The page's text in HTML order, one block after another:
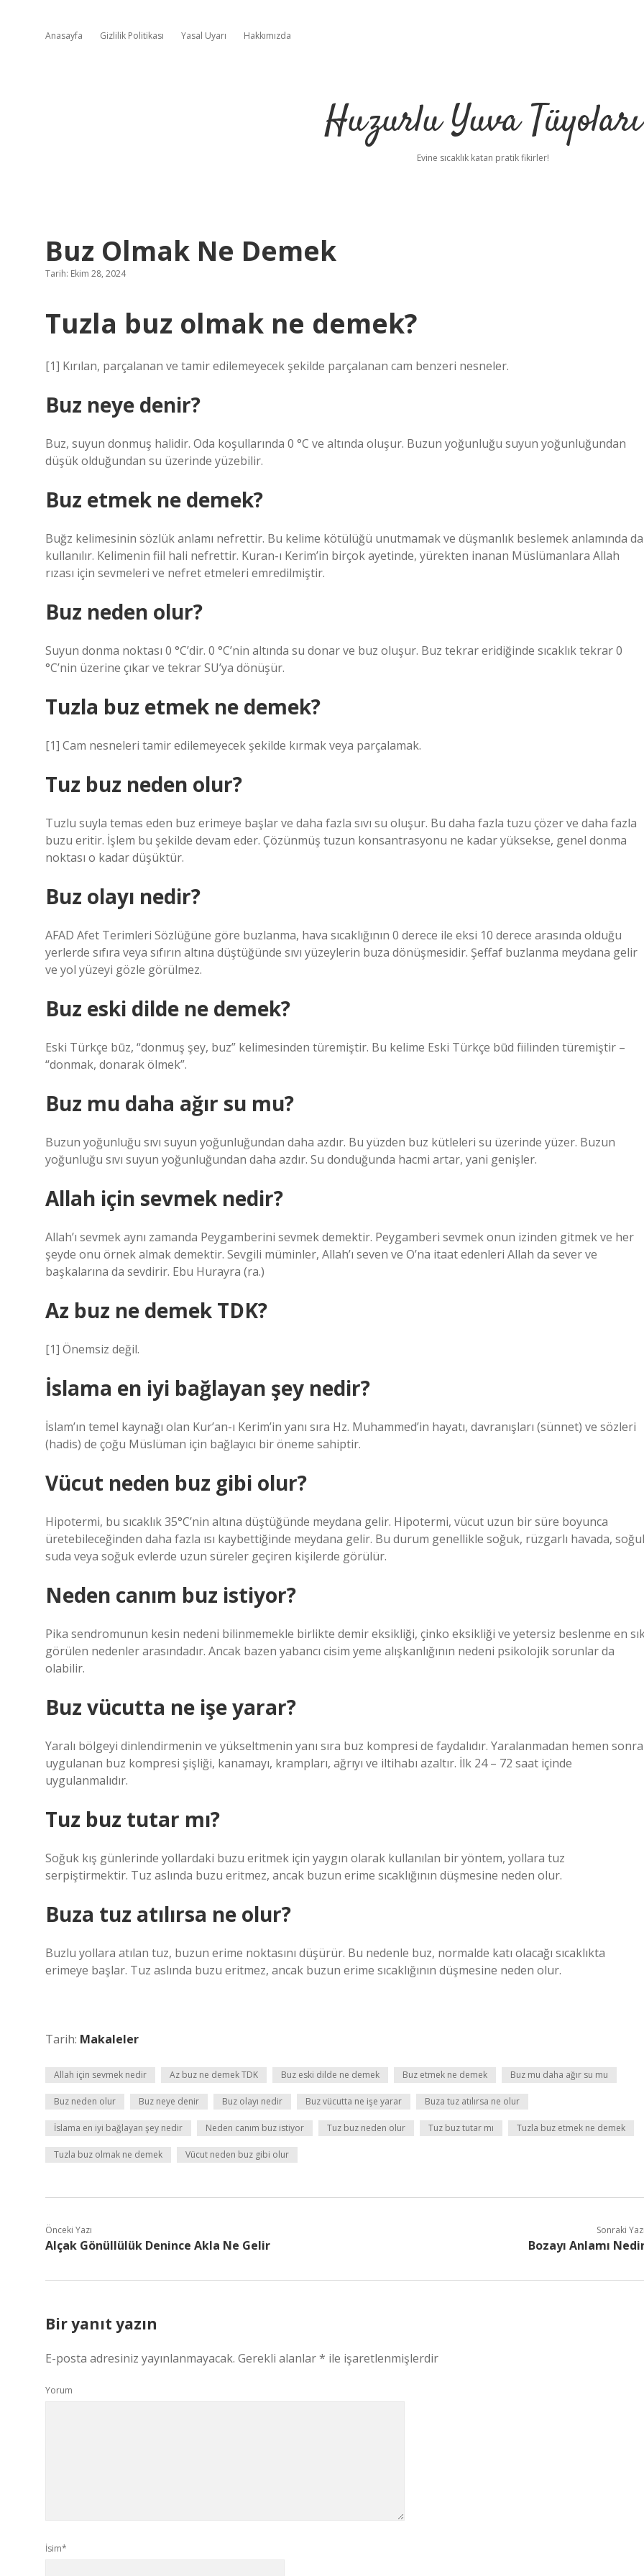
Anasayfa Gizlilik Politikası Yasal Uyarı Hakkımızda
Huzurlu Yuva Tüyoları
Evine sıcaklık katan pratik fikirler!
Buz Olmak Ne Demek
Tarih: Ekim 28, 2024
Tuzla buz olmak ne demek?
[1] Kırılan, parçalanan ve tamir edilemeyecek şekilde parçalanan cam benzeri nesneler.
Buz neye denir?
Buz, suyun donmuş halidir. Oda koşullarında 0 °C ve altında oluşur. Buzun yoğunluğu suyun yoğunluğundan
düşük olduğundan su üzerinde yüzebilir.
Buz etmek ne demek?
Buğz kelimesinin sözlük anlamı nefrettir. Bu kelime kötülüğü unutmamak ve düşmanlık beslemek anlamında da
kullanılır. Kelimenin fiil hali nefrettir. Kuran-ı Kerim’in birçok ayetinde, yürekten inanan Müslümanlara Allah
rızası için sevmeleri ve nefret etmeleri emredilmiştir.
Buz neden olur?
Suyun donma noktası 0 °C’dir. 0 °C’nin altında su donar ve buz oluşur. Buz tekrar eridiğinde sıcaklık tekrar 0
°C’nin üzerine çıkar ve tekrar SU’ya dönüşür.
Tuzla buz etmek ne demek?
[1] Cam nesneleri tamir edilemeyecek şekilde kırmak veya parçalamak.
Tuz buz neden olur?
Tuzlu suyla temas eden buz erimeye başlar ve daha fazla sıvı su oluşur. Bu daha fazla tuzu çözer ve daha fazla
buzu eritir. İşlem bu şekilde devam eder. Çözünmüş tuzun konsantrasyonu ne kadar yüksekse, genel donma
noktası o kadar düşüktür.
Buz olayı nedir?
AFAD Afet Terimleri Sözlüğüne göre buzlanma, hava sıcaklığının 0 derece ile eksi 10 derece arasında olduğu
yerlerde sıfıra veya sıfırın altına düştüğünde sıvı yüzeylerin buza dönüşmesidir. Şeffaf buzlanma meydana gelir
ve yol yüzeyi gözle görülmez.
Buz eski dilde ne demek?
Eski Türkçe būz, “donmuş şey, buz” kelimesinden türemiştir. Bu kelime Eski Türkçe būd fiilinden türemiştir –
“donmak, donarak ölmek”.
Buz mu daha ağır su mu?
Buzun yoğunluğu sıvı suyun yoğunluğundan daha azdır. Bu yüzden buz kütleleri su üzerinde yüzer. Buzun
yoğunluğu sıvı suyun yoğunluğundan daha azdır. Su donduğunda hacmi artar, yani genişler.
Allah için sevmek nedir?
Allah’ı sevmek aynı zamanda Peygamberini sevmek demektir. Peygamberi sevmek onun izinden gitmek ve her
şeyde onu örnek almak demektir. Sevgili müminler, Allah’ı seven ve O’na itaat edenleri Allah da sever ve
başkalarına da sevdirir. Ebu Hurayra (ra.)
Az buz ne demek TDK?
[1] Önemsiz değil.
İslama en iyi bağlayan şey nedir?
İslam’ın temel kaynağı olan Kur’an-ı Kerim’in yanı sıra Hz. Muhammed’in hayatı, davranışları (sünnet) ve sözleri
(hadis) de çoğu Müslüman için bağlayıcı bir öneme sahiptir.
Vücut neden buz gibi olur?
Hipotermi, bu sıcaklık 35°C’nin altına düştüğünde meydana gelir. Hipotermi, vücut uzun bir süre boyunca
üretebileceğinden daha fazla ısı kaybettiğinde meydana gelir. Bu durum genellikle soğuk, rüzgarlı havada,
suda veya soğuk evlerde uzun süreler geçiren kişilerde görülür.
Neden canım buz istiyor?
Pika sendromunun kesin nedeni bilinmemekle birlikte demir eksikliği, çinko eksikliği ve yetersiz beslenme en
görülen nedenler arasındadır. Ancak bazen yabancı cisim yeme alışkanlığının nedeni psikolojik sorunlar da
olabilir.
Buz vücutta ne işe yarar?
Yaralı bölgeyi dinlendirmenin ve yükseltmenin yanı sıra buz kompresi de faydalıdır. Yaralanmadan hemen sonra
uygulanan buz kompresi şişliği, kanamayı, krampları, ağrıyı ve iltihabı azaltır. İlk 24 – 72 saat içinde
uygulanmalıdır.
Tuz buz tutar mı?
Soğuk kış günlerinde yollardaki buzu eritmek için yaygın olarak kullanılan bir yöntem, yollara tuz
serpiştirmektir. Tuz aslında buzu eritmez, ancak buzun erime sıcaklığının düşmesine neden olur.
Buza tuz atılırsa ne olur?
Buzlu yollara atılan tuz, buzun erime noktasını düşürür. Bu nedenle buz, normalde katı olacağı sıcaklıkta
erimeye başlar. Tuz aslında buzu eritmez, ancak buzun erime sıcaklığının düşmesine neden olur.
Tarih: Makaleler
Allah için sevmek nedir Az buz ne demek TDK Buz eski dilde ne demek Buz etmek ne demek Buz mu daha ağır su mu
Buz neden olur Buz neye denir Buz olayı nedir Buz vücutta ne işe yarar Buza tuz atılırsa ne olur
İslama en iyi bağlayan şey nedir Neden canım buz istiyor Tuz buz neden olur Tuz buz tutar mı Tuzla buz etmek ne demek
Tuzla buz olmak ne demek Vücut neden buz gibi olur
Önceki Yazı
Alçak Gönüllülük Denince Akla Ne Gelir
Sonraki
Bozayı Anlamı
Bir yanıt yazın
E-posta adresiniz yayınlanmayacak. Gerekli alanlar* ile işaretlenmişlerdir
Yorum
İsim*